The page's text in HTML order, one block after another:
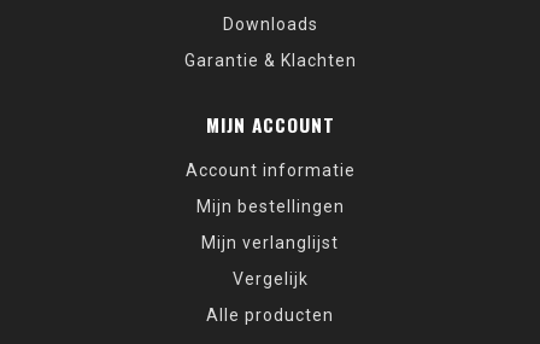
Downloads
Garantie & Klachten
MIJN ACCOUNT
Account informatie
Mijn bestellingen
Mijn verlanglijst
Vergelijk
Alle producten